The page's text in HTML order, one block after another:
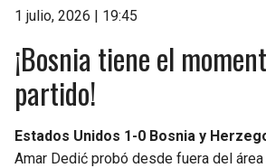
1 julio, 2026 | 19:45
¡Bosnia tiene el
partido!
Estados Unidos 1-0 Bosnia y
Amar Dedić probó desde fuera del